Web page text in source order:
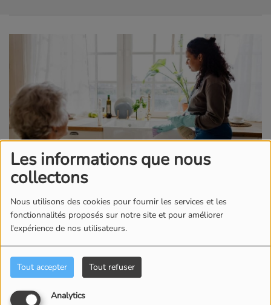
Les informations que nous
collectons
Nous utilisons des cookies pour fournir les services et les
fonctionnalités proposés sur notre site et pour améliorer
l'expérience de nos utilisateurs.
Tout accepter Tout refuser
Analytics
15 MAI 2026
Pour bénéficier du crédit d’impôt
salarié à domicile, les contribuables doivent
désormais fournir davantage d’informations dans
est obligatoire d’indiquer l’identité du prestataire